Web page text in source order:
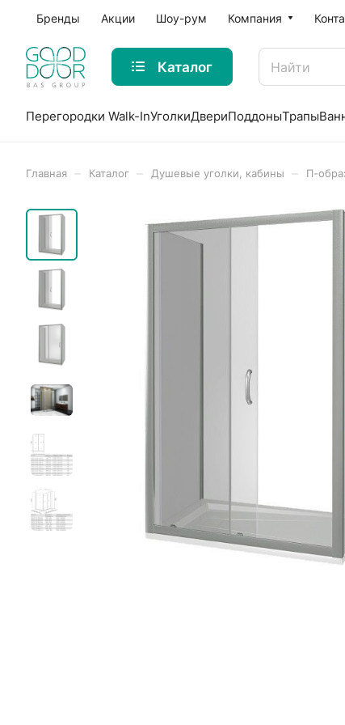
Бренды Акции Шоу-рум Компания
Каталог
Перегородки Walk-InУголкиДвериПоддоныТрапы
Главная Каталог Душевые уголки, кабины П-